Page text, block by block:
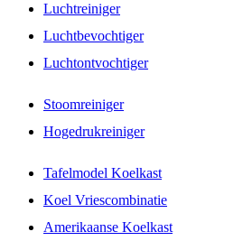
Luchtreiniger
Luchtbevochtiger
Luchtontvochtiger
Stoomreiniger
Hogedrukreiniger
Tafelmodel Koelkast
Koel Vriescombinatie
Amerikaanse Koelkast